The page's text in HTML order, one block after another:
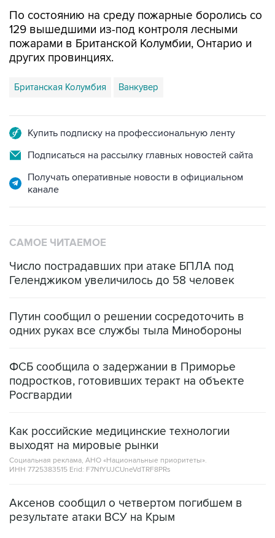
По состоянию на среду пожарные боролись со
129 вышедшими из-под контроля лесными
пожарами в Британской Колумбии, Онтарио и
других провинциях.
Британская Колумбия Ванкувер
Купить подписку на профессиональную ленту
Подписаться на рассылку главных новостей сайта
Получать оперативные новости в официальном
канале
САМОЕ ЧИТАЕМОЕ
Число пострадавших при атаке БПЛА под
Геленджиком увеличилось до 58 человек
Путин сообщил о решении сосредоточить в
одних руках все службы тыла Минобороны
ФСБ сообщила о задержании в Приморье
подростков, готовивших теракт на объекте
Росгвардии
Как российские медицинские технологии
выходят на мировые рынки
Социальная реклама, АНО «Национальные приоритеты».
ИНН 7725383515 Erid: F7NfYUJCUneVdTRF8PRs
Аксенов сообщил о четвертом погибшем в
результате атаки ВСУ на Крым